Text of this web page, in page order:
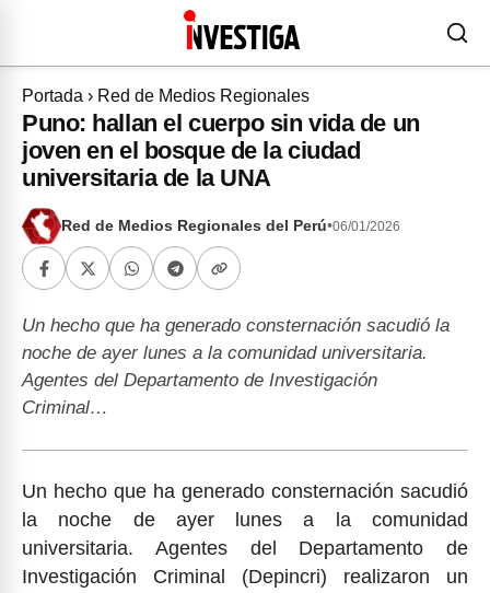
Portada › Red de Medios Regionales
Puno: hallan el cuerpo sin vida de un
joven en el bosque de la ciudad
universitaria de la UNA
Red de Medios Regionales del Perú•06/01/2026
Un hecho que ha generado consternación sacudió la
noche de ayer lunes a la comunidad universitaria.
Agentes del Departamento de Investigación
Criminal…
Un hecho que ha generado consternación sacudió
la noche de ayer lunes a la comunidad
universitaria. Agentes del Departamento de
Investigación Criminal (Depincri) realizaron un